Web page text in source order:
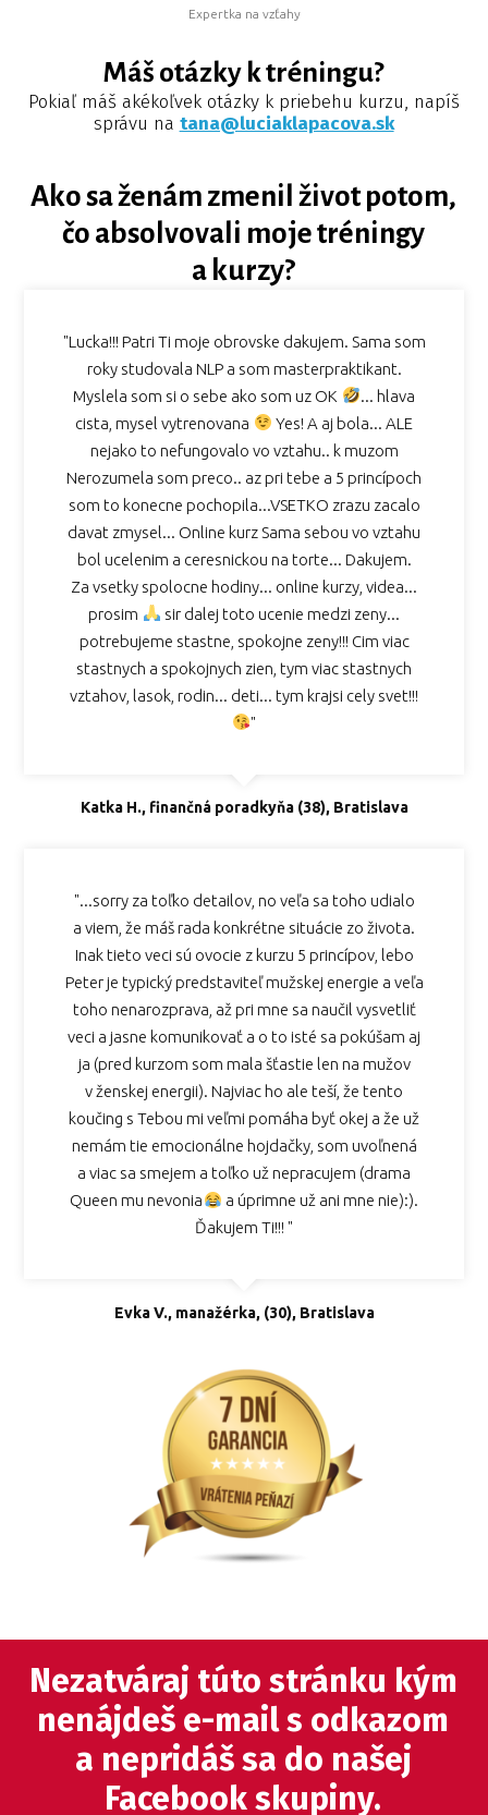
Expertka na vzťahy
Máš otázky k tréningu?
Pokiaľ máš akékoľvek otázky k priebehu kurzu, napíš
správu na tana@luciaklapacova.sk
Ako sa ženám zmenil život potom,
čo absolvovali moje tréningy
a kurzy?
"Lucka!!! Patri Ti moje obrovske dakujem. Sama som
roky studovala NLP a som masterpraktikant.
Myslela som si o sebe ako som uz OK
... hlava
cista, mysel vytrenovana
Yes! A aj bola... ALE
nejako to nefungovalo vo vztahu.. k muzom
Nerozumela som preco.. az pri tebe a 5 princípoch
som to konecne pochopila...VSETKO zrazu zacalo
davat zmysel... Online kurz Sama sebou vo vztahu
bol ucelenim a ceresnickou na torte... Dakujem.
Za vsetky spolocne hodiny... online kurzy, videa...
prosim
sir dalej toto ucenie medzi zeny...
potrebujeme stastne, spokojne zeny!!! Cim viac
stastnych a spokojnych zien, tym viac stastnych
vztahov, lasok, rodin... deti... tym krajsi cely svet!!!
"
Katka H., finančná poradkyňa (38), Bratislava
"...sorry za toľko detailov, no veľa sa toho udialo
a viem, že máš rada konkrétne situácie zo života.
Inak tieto veci sú ovocie z kurzu 5 princípov, lebo
Peter je typický predstaviteľ mužskej energie a veľa
toho nenarozprava, až pri mne sa naučil vysvetliť
veci a jasne komunikovať a o to isté sa pokúšam aj
ja (pred kurzom som mala šťastie len na mužov
v ženskej energii). Najviac ho ale teší, že tento
koučing s Tebou mi veľmi pomáha byť okej a že už
nemám tie emocionálne hojdačky, som uvoľnená
a viac sa smejem a toľko už nepracujem (drama
Queen mu nevonia
a úprimne už ani mne nie):).
Ďakujem Ti!!! "
Evka V., manažérka, (30), Bratislava
Nezatváraj túto stránku kým
nenájdeš e-mail s odkazom
a nepridáš sa do našej
Facebook skupiny.